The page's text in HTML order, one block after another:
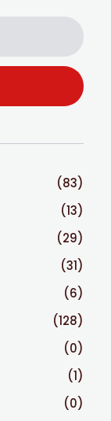
(83)
(13)
(29)
(31)
(6)
(128)
(0)
(1)
(0)